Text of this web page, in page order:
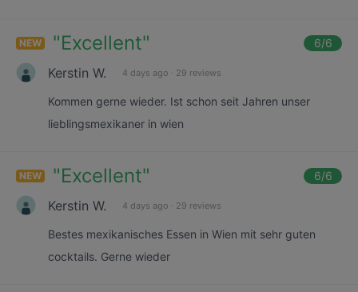
NEW "Excellent" 6/6
Kerstin W. 4 days ago · 29 reviews
Kommen gerne wieder. Ist schon seit Jahren unser
lieblingsmexikaner in wien
NEW "Excellent" 6/6
Kerstin W. 4 days ago · 29 reviews
Bestes mexikanisches Essen in Wien mit sehr guten
cocktails. Gerne wieder